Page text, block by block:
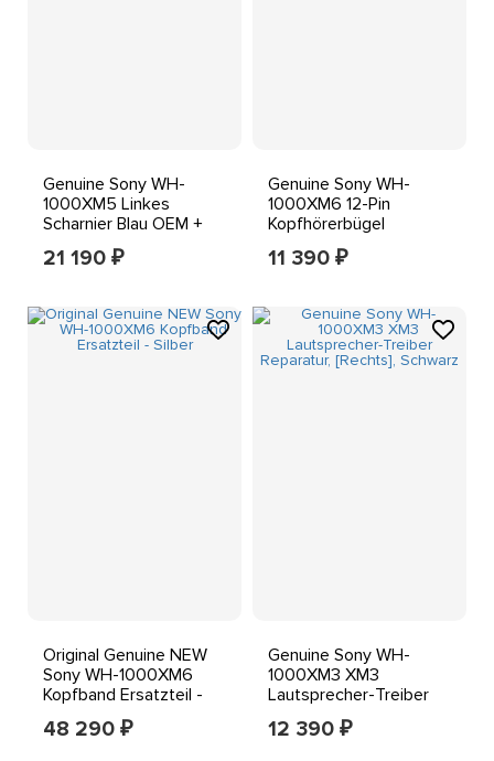
Genuine Sony WH-
1000XM5 Linkes
Scharnier Blau OEM +
16-Pin-Anschluss
Reparatur
21 190 ₽
Genuine Sony WH-
1000XM6 12-Pin
Kopfhörerbügel
Kabelanschluss OEM
Neu
11 390 ₽
Original Genuine NEW
Sony WH-1000XM6
Kopfband Ersatzteil -
48 290 ₽
Genuine Sony WH-
1000XM3 XM3
Lautsprecher-Treiber
Reparatur, [Rechts],
Schwarz
12 390 ₽